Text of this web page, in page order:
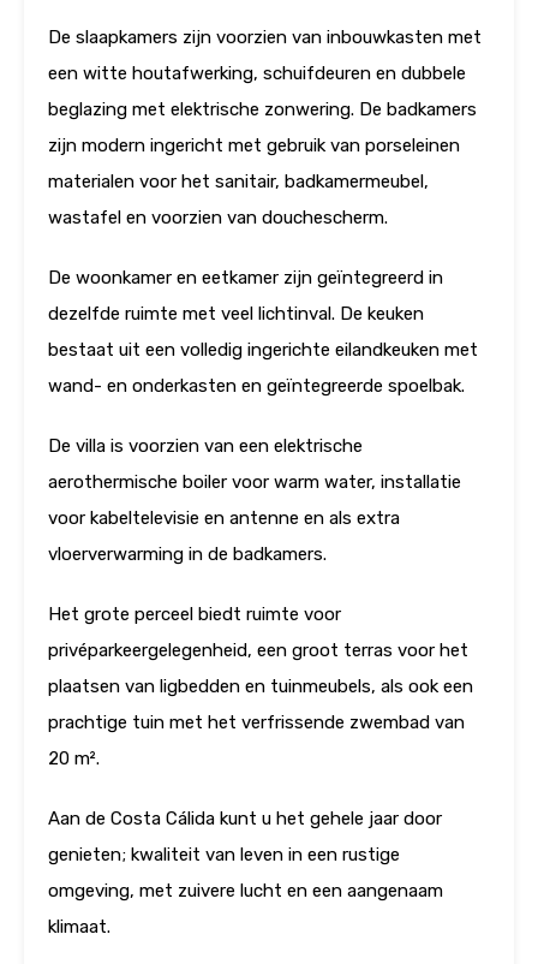
De slaapkamers zijn voorzien van inbouwkasten met
een witte houtafwerking, schuifdeuren en dubbele
beglazing met elektrische zonwering. De badkamers
zijn modern ingericht met gebruik van porseleinen
materialen voor het sanitair, badkamermeubel,
wastafel en voorzien van douchescherm.
De woonkamer en eetkamer zijn geïntegreerd in
dezelfde ruimte met veel lichtinval. De keuken
bestaat uit een volledig ingerichte eilandkeuken met
wand- en onderkasten en geïntegreerde spoelbak.
De villa is voorzien van een elektrische
aerothermische boiler voor warm water, installatie
voor kabeltelevisie en antenne en als extra
vloerverwarming in de badkamers.
Het grote perceel biedt ruimte voor
privéparkeergelegenheid, een groot terras voor het
plaatsen van ligbedden en tuinmeubels, als ook een
prachtige tuin met het verfrissende zwembad van
20 m².
Aan de Costa Cálida kunt u het gehele jaar door
genieten; kwaliteit van leven in een rustige
omgeving, met zuivere lucht en een aangenaam
klimaat.